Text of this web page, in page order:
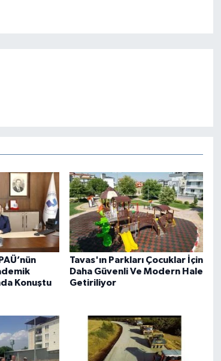
Konuştu
Tavas'ın Parkları Çocuklar İçin
Daha Güvenli Ve Modern Hale
Getiriliyor